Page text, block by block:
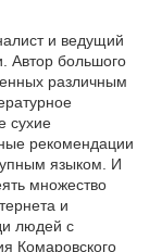
и ведущий
Автор большого
различным
сухие
рекомендации
языком. И
множество
и
людей с
Комаровского